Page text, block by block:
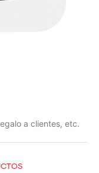
a clientes, etc.